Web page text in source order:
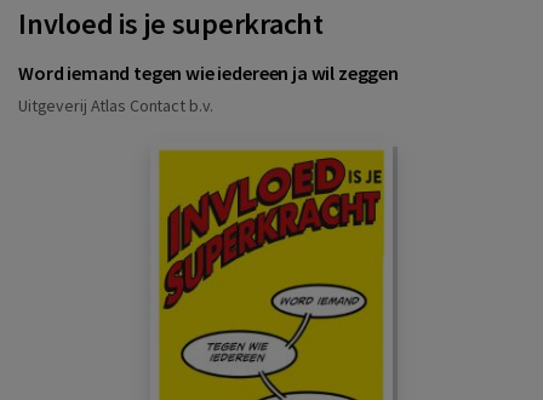
Invloed is je superkracht
Word iemand tegen wie iedereen ja wil zeggen
Uitgeverij Atlas Contact b.v.